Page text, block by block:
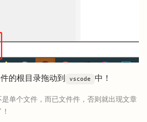
的根目录拖动到 vscode 中！
单个文件，而已文件件，否则就出现文章